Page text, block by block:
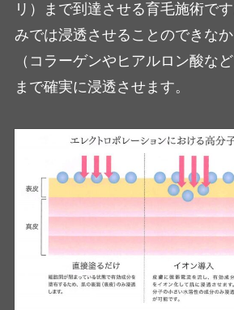
リ）まで到達させる育毛施術で
みでは浸透させることのできな
（コラーゲンやヒアルロン酸な
まで確実に浸透させます。